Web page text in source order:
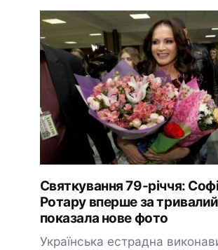
Святкування 79-річчя:
Ротару вперше за
показала нове фото
Українська естрадна